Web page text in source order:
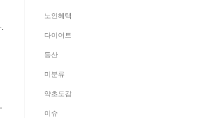
노인혜택
다이어트
등산
미분류
약초도감
이슈